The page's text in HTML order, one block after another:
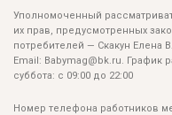
Уполномоченный
их прав, предусмотренных
потребителей — Скакун Елена
Email: Babymag@bk.ru.
суббота: с 09:00 до 22:00
Номер телефона работников